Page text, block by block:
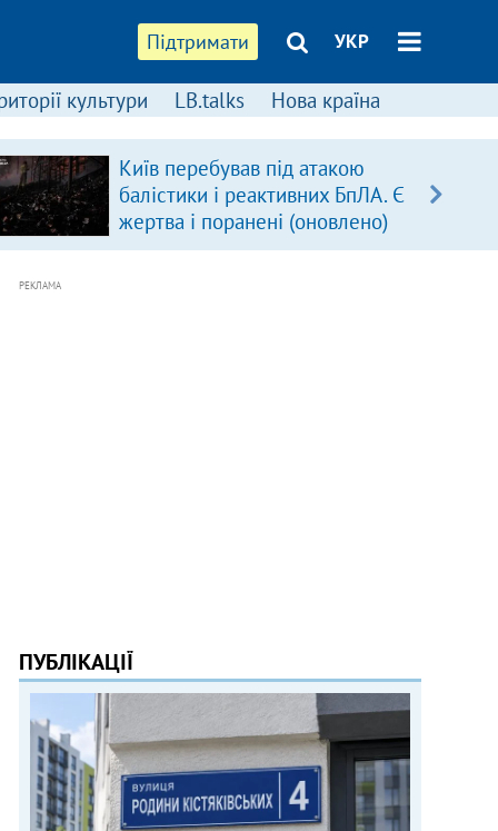
Підтримати УКР
культури LB.talks Нова країна
Київ перебував під атакою
балістики і реактивних БпЛА. Є
жертва і поранені (оновлено)
РЕКЛАМА
ПУБЛІКАЦІЇ